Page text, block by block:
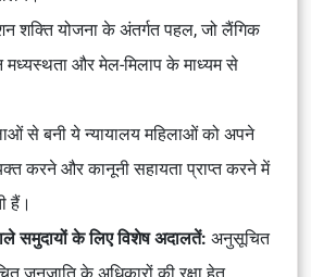
शक्तियोजना के अंतर्गत पहल, जो लैंगिक
मध्यस्थता और मेल-मिलाप के माध्यम से
से बनी ये न्यायालय महिलाओं को अपने
करने और कानूनी सहायता प्राप्त करने में
हैं।
समुदायों के लिए विशेष अदालतें: अनुसूचित